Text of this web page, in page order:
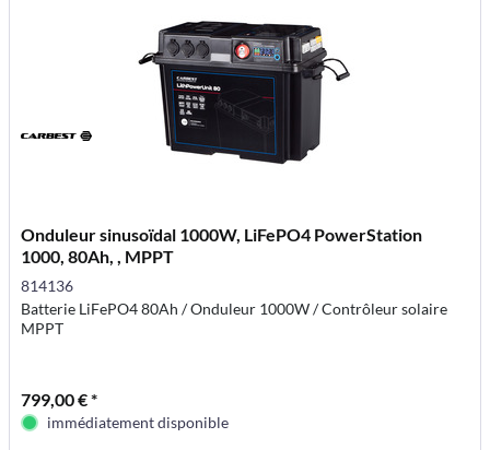
Onduleur sinusoïdal 1000W, LiFePO4 PowerStation
1000, 80Ah, , MPPT
814136
Batterie LiFePO4 80Ah / Onduleur 1000W / Contrôleur solaire
MPPT
799,00 € *
immédiatement disponible